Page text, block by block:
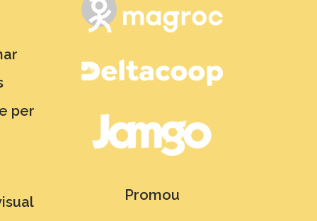
per
Promou